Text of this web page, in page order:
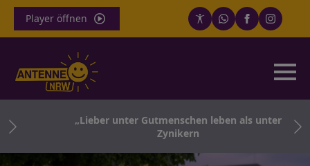
Player öffnen
„Lieber unter Gutmenschen leben als unter
Zynikern